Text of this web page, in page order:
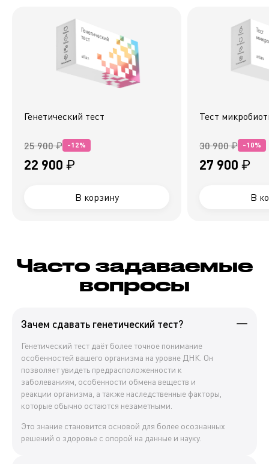
Генетический тест
25 900 ₽ -12%
22 900 ₽
В корзину
Тест
30 900 ₽ -10%
27 900 ₽
В
Часто задаваемые
вопросы
Зачем сдавать генетический тест?
Генетический тест даёт более точное понимание
особенностей вашего организма на уровне ДНК. Он
позволяет увидеть предрасположенности к
заболеваниям, особенности обмена веществ и
реакции организма, а также наследственные факторы,
которые обычно остаются незаметными.
Это знание становится основой для более осознанных
решений о здоровье с опорой на данные и науку.